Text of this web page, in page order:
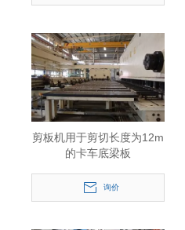
剪板机用于剪切长度为12m
的卡车底梁板
询价